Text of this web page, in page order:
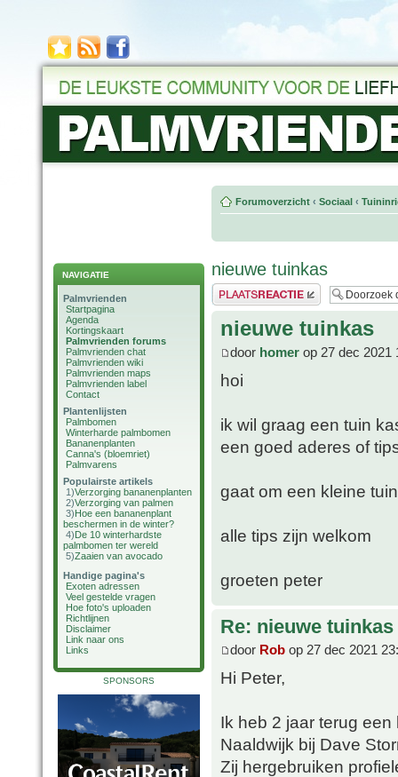
NAVIGATIE
Palmvrienden
Startpagina
Agenda
Kortingskaart
Palmvrienden forums
Palmvrienden chat
Palmvrienden wiki
Palmvrienden maps
Palmvrienden label
Contact
Plantenlijsten
Palmbomen
Winterharde palmbomen
Bananenplanten
Canna's (bloemriet)
Palmvarens
Populairste artikels
1)Verzorging bananenplanten
2)Verzorging van palmen
3)Hoe een bananenplant
beschermen in de winter?
4)De 10 winterhardste
palmbomen ter wereld
5)Zaaien van avocado
Handige pagina's
Exoten adressen
Veel gestelde vragen
Hoe foto's uploaden
Richtlijnen
Disclaimer
Link naar ons
Links
SPONSORS
Forumoverzicht ‹ Sociaal ‹
nieuwe tuinkas
Plaats een reactie
nieuwe tuinkas
door homer op 27 dec 2021
hoi
ik wil graag een tuin
een goed aderes of
gaat om een kleine
alle tips zijn welkom
groeten peter
Re: nieuwe tuinkas
door Rob op 27 dec 2021
Hi Peter,
Ik heb 2 jaar terug
Naaldwijk bij Dave
Zij hergebruiken